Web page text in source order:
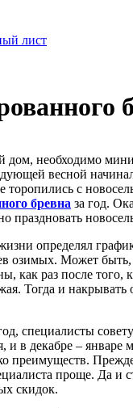
лист
дом, необходимо
весной
с
бревна за год.
определял
озимых. Может
как раз после
Тогда и
специалисты
и в декабре –
преимуществ.
проще. Да и
скидок.